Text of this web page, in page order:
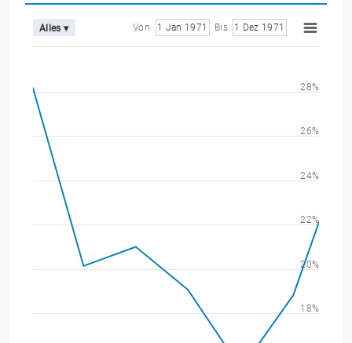
Alles ▾ Von 1 Jan 1971 Bis 1 Dez 1971
18%
20%
22%
24%
26%
28%